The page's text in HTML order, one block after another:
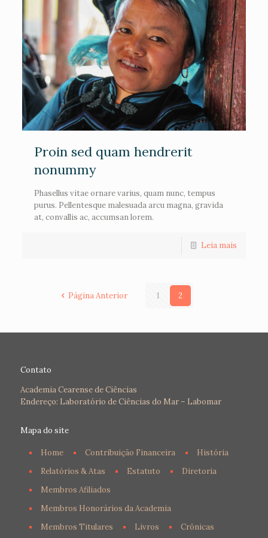
Proin sed quam hendrerit
nonummy
Phasellus vitae ornare varius, quam nunc, tempus
purus. Pellentesque malesuada arcu magna, gravida
at, convallis ac, accumsan lorem.
Leia mais
Página Anterior 1 2
Contato
Academia Cearense de Ciências
Endereço: Laboratório de Ciências do Mar – Labomar
Mapa do site
Home Contribuição Financeira
História
Relatórios & Atas
Estatuto
Diretoria
Membros Afiliados
Membros Honorários da Academia
Membros Titulares
Livros Crônicas